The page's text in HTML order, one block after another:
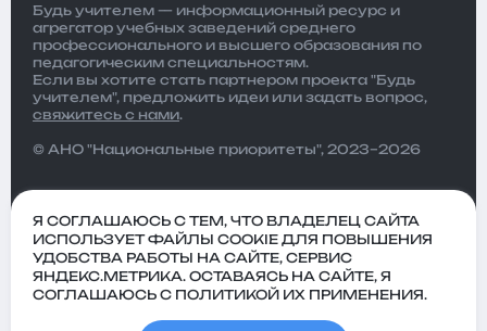
Будь учителем — информационный ресурс и
агрегатор учебных заведений среднего
профессионального и высшего образования по
педагогическим специальностям.
Если вы хотите стать партнером проекта "Будь
учителем", предложить идеи или задать вопрос,
свяжитесь с нами.
© АНО "Национальные приоритеты", 2023–2026
Я СОГЛАШАЮСЬ С ТЕМ, ЧТО ВЛАДЕЛЕЦ САЙТА
ИСПОЛЬЗУЕТ ФАЙЛЫ COOKIE ДЛЯ ПОВЫШЕНИЯ
УДОБСТВА РАБОТЫ НА САЙТЕ, СЕРВИС
ЯНДЕКС.МЕТРИКА. ОСТАВАЯСЬ НА САЙТЕ, Я
СОГЛАШАЮСЬ С ПОЛИТИКОЙ ИХ ПРИМЕНЕНИЯ.